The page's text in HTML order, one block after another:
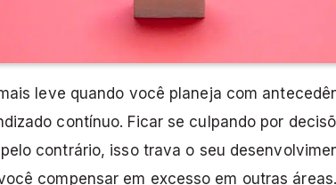
leve quando você planeja com
contínuo. Ficar se culpando por
contrário, isso trava o seu
compensar em excesso em outras áreas.